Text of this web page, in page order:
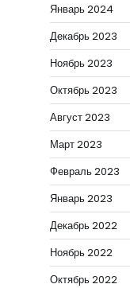
Январь 2024
Декабрь 2023
Ноябрь 2023
Октябрь 2023
Август 2023
Март 2023
Февраль 2023
Январь 2023
Декабрь 2022
Ноябрь 2022
Октябрь 2022